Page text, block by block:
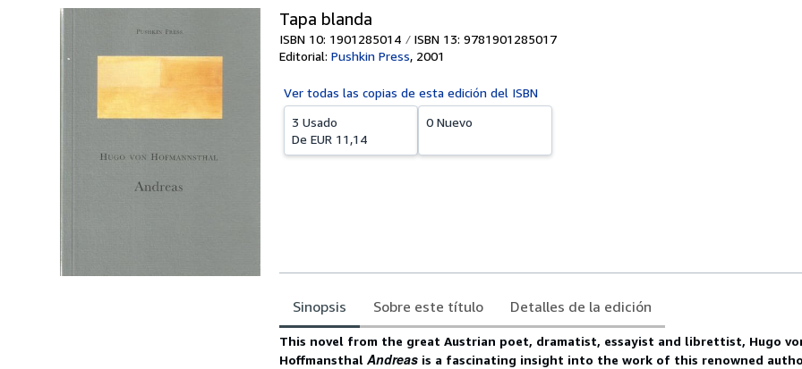
Tapa blanda
ISBN 10: 1901285014 ISBN 13: 9781901285017
Editorial: Pushkin Press, 2001
Ver todas las copias de esta edición del ISBN
3 Usado
De EUR 11,14
0 Nuevo
Sinopsis Sobre este título Detalles de la edición
Sinopsis
This novel from the great Austrian poet, dramatist, essayist and librettist, Hugo
Hoffmansthal Andreas is a fascinating insight into the work of this renowned